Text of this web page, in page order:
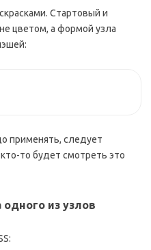
Стартовый и
цветом, а формой узла
применять, следует
то будет смотреть это
из узлов